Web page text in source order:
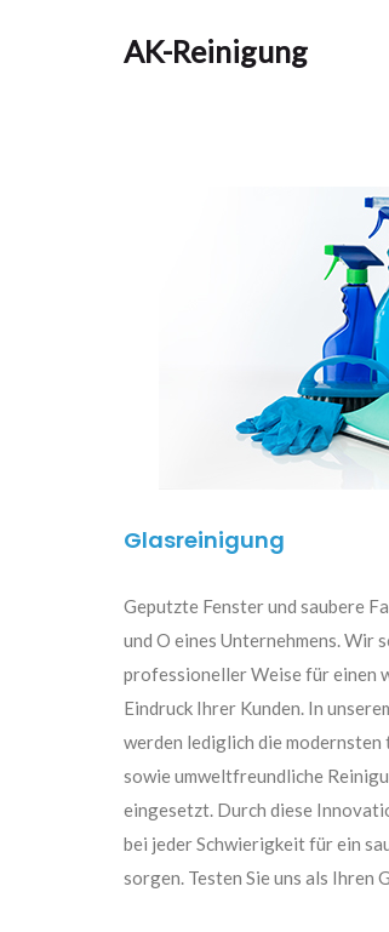
AK-Reinigung
Glasreinigung
Geputzte Fenster und saubere
und O eines Unternehmens. Wir
professioneller Weise für einen
Eindruck Ihrer Kunden. In
werden lediglich die modernsten
sowie umweltfreundliche
eingesetzt. Durch diese
bei jeder Schwierigkeit für ein
sorgen. Testen Sie uns als Ihren